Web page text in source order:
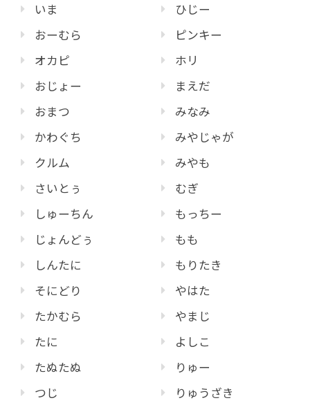
いま
おーむら
オカピ
おじょー
おまつ
かわぐち
クルム
さいとぅ
しゅーちん
じょんどぅ
しんたに
そにどり
たかむら
たに
たぬたぬ
つじ
ひじー
ピンキー
ホリ
まえだ
みなみ
みやじゃが
みやも
むぎ
もっちー
もも
もりたき
やはた
やまじ
よしこ
りゅー
りゅうざき